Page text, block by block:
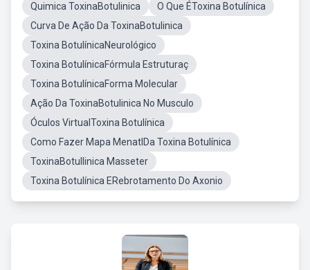
Quimica ToxinaBotulinica
O Que ÉToxina Botulínica
Curva De Ação Da ToxinaBotulinica
Toxina BotulínicaNeurológico
Toxina BotulínicaFórmula Estruturaç
Toxina BotulínicaForma Molecular
Ação Da ToxinaBotulinica No Musculo
Óculos VirtualToxina Botulínica
Como Fazer Mapa MenatlDa Toxina Botulínica
ToxinaBotullinica Masseter
Toxina Botulínica ERebrotamento Do Axonio